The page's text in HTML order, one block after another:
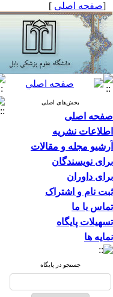
[صفحه اصلی ]
بخش‌های اصلی
صفحه اصلی
اطلاعات نشریه
آرشیو مجله و مقالات
برای نویسندگان
برای داوران
ثبت نام و اشتراک
تماس با ما
تسهیلات پایگاه
نمایه ها
جستجو در پایگاه